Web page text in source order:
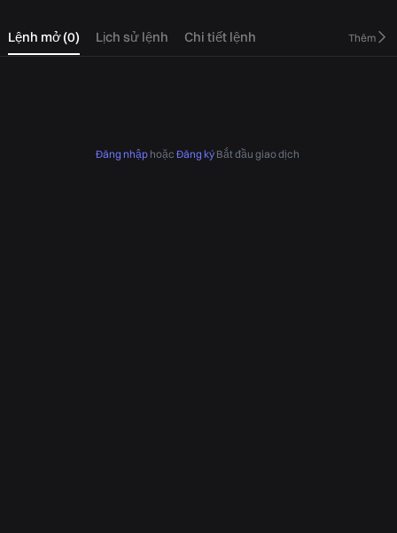
Lệnh mở(0) Lịch sử lệnh Chi tiết lệnh Thêm
Đăng nhập hoặc Đăng ký Bắt đầu giao dịch